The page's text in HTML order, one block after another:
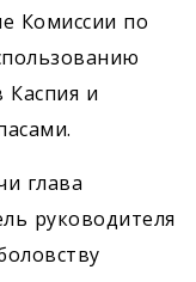
Комиссии по
Каспия и
глава
руководителя